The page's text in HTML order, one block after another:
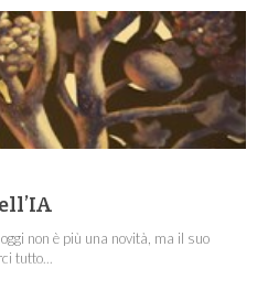
non è più una novità, ma il suo
tutto...